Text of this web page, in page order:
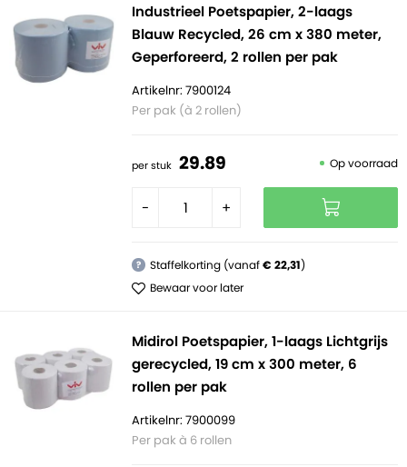
Industrieel Poetspapier, 2-laags
Blauw Recycled, 26 cm x 380 meter,
Geperforeerd, 2 rollen per pak
Artikelnr: 7900124
Per pak (à 2 rollen)
per stuk 29.89 Op voorraad
- +
? Staffelkorting (vanaf€ 22,31)
Bewaar voor later
Midirol Poetspapier, 1-laags Lichtgrijs
gerecycled, 19 cm x 300 meter, 6
rollen per pak
Artikelnr: 7900099
Per pak à 6 rollen